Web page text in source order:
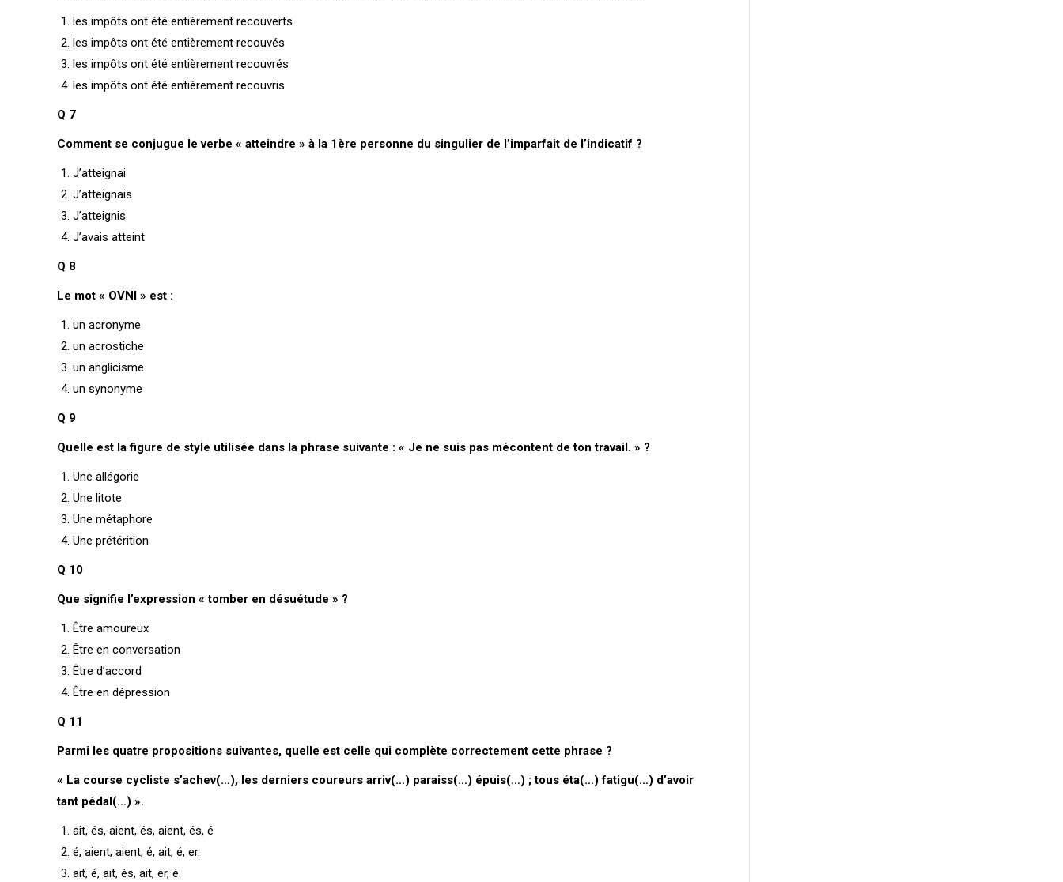
les impôts ont été entièrement recouverts
les impôts ont été entièrement recouvés
les impôts ont été entièrement recouvrés
les impôts ont été entièrement recouvris
Q 7
Comment se conjugue le verbe « atteindre » à la 1ère personne du singulier de l’imparfait de l’indicatif ?
J’atteignai
J’atteignais
J’atteignis
J’avais atteint
Q 8
Le mot « OVNI » est :
un acronyme
un acrostiche
un anglicisme
un synonyme
Q 9
Quelle est la figure de style utilisée dans la phrase suivante : « Je ne suis pas mécontent de ton travail. » ?
Une allégorie
Une litote
Une métaphore
Une prétérition
Q 10
Que signifie l’expression « tomber en désuétude » ?
Être amoureux
Être en conversation
Être d’accord
Être en dépression
Q 11
Parmi les quatre propositions suivantes, quelle est celle qui complète correctement cette phrase ?
« La course cycliste s’achev(…), les derniers coureurs arriv(…) paraiss(…) épuis(…) ; tous éta(…) fatigu(…) d’avoir
tant pédal(…) ».
ait, és, aient, és, aient, és, é
é, aient, aient, é, ait, é, er.
ait, é, ait, és, ait, er, é.